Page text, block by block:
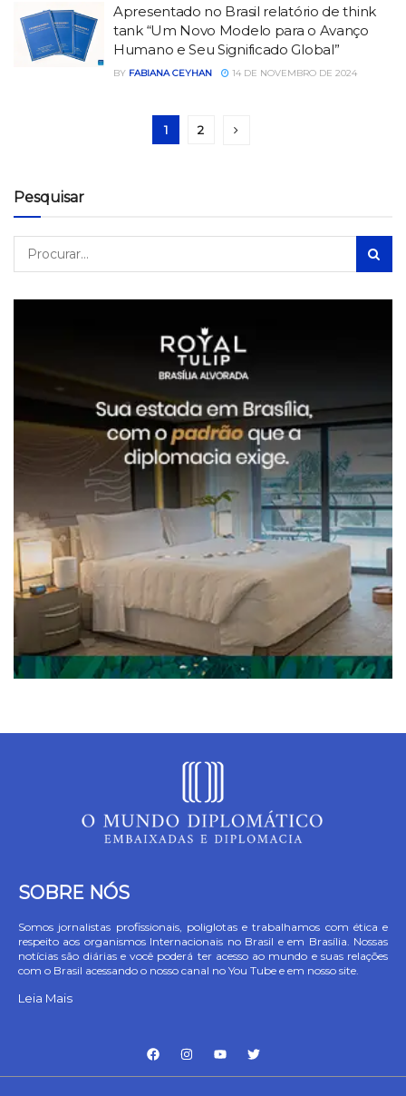
Apresentado no Brasil relatório de think
tank “Um Novo Modelo para o Avanço
Humano e Seu Significado Global”
BY FABIANA CEYHAN 14 DE NOVEMBRO DE 2024
1 2
Pesquisar
SOBRE NÓS
Somos jornalistas profissionais, poliglotas e trabalhamos com ética e
respeito aos organismos Internacionais no Brasil e em Brasília. Nossas
notícias são diárias e você poderá ter acesso ao mundo e suas relações
com o Brasil acessando o nosso canal no You Tube e em nosso site.
Leia Mais